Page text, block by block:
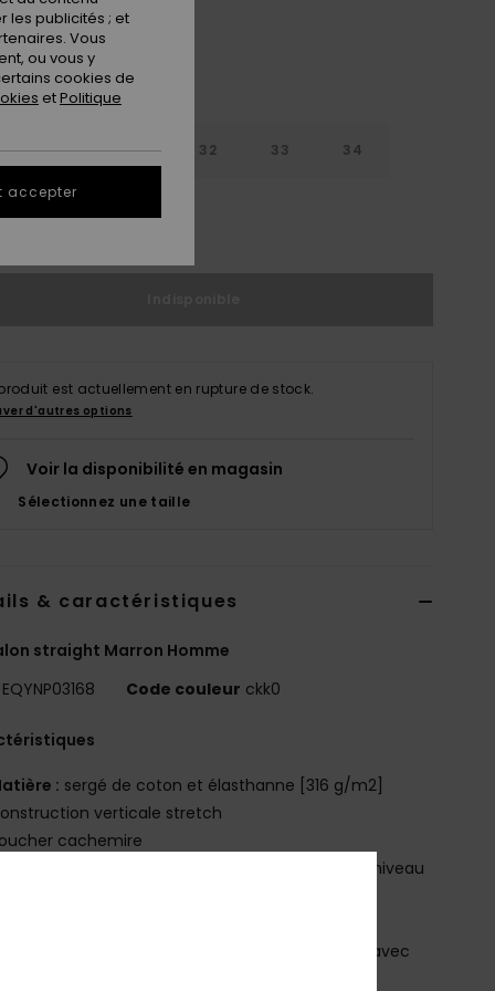
30 31 32 33 34
est actuellement en rupture de stock.
d'autres options
Voir la disponibilité en magasin
Sélectionnez une taille
& caractéristiques
straight Marron Homme
EQYNP03168 Code couleur ckk0
: sergé de coton et élasthanne [316 g/m2]
verticale stretch
cachemire
coupe straight facile à porter, regular au niveau
délavage aux enzymes et traitement avec
les publicités ; et
Vous
ou vous y
cookies de
etPolitique
accepter